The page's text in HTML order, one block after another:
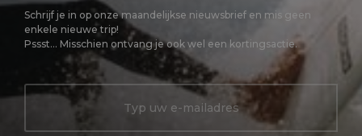
Schrijf je in op onze maandelijkse nieuwsbrief en mis geen
enkele nieuwe trip!
Pssst... Misschien ontvang je ook wel een kortingsactie.